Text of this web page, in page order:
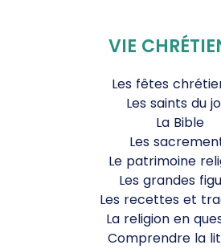
VIE
Les fêtes
Les saints du
La Bible
Les
Le patrimoine
Les grandes
Les recettes et
La religion en
Comprendre la